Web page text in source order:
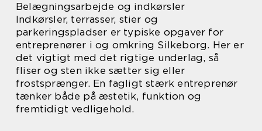
Belægningsarbejde og indkørsler
Indkørsler, terrasser, stier og
parkeringspladser er typiske opgaver for
entreprenører i og omkring Silkeborg. Her er
det vigtigt med det rigtige underlag, så
fliser og sten ikke sætter sig eller
frostsprænger. En fagligt stærk entreprenør
tænker både på æstetik, funktion og
fremtidigt vedligehold.